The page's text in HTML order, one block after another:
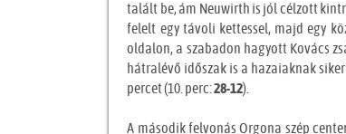
talált be, ám Neuwirth is jól célzott
felelt egy távoli kettessel, majd egy
oldalon, a szabadon hagyott Kovács
hátralévő időszak is a hazaiaknak
percet (10. perc:28-12).
A második felvonás Orgona szép